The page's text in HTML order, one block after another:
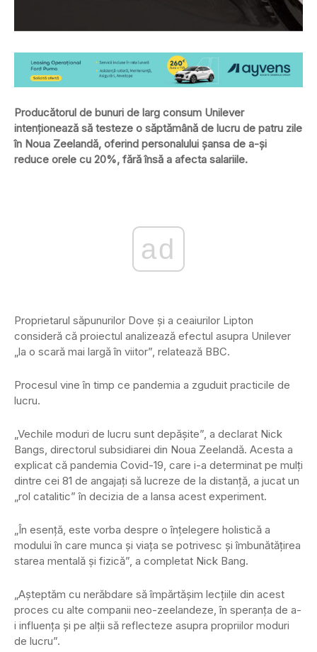
Producătorul de bunuri de larg consum Unilever
intenționează să testeze o săptămână de lucru de patru zile
în Noua Zeelandă, oferind personalului șansa de a-și
reduce orele cu 20%, fără însă a afecta salariile.
ad
Proprietarul săpunurilor Dove și a ceaiurilor Lipton
consideră că proiectul analizează efectul asupra Unilever
„la o scară mai largă în viitor”, relatează BBC.
Procesul vine în timp ce pandemia a zguduit practicile de
lucru.
„Vechile moduri de lucru sunt depășite”, a declarat Nick
Bangs, directorul subsidiarei din Noua Zeelandă. Acesta a
explicat că pandemia Covid-19, care i-a determinat pe mulți
dintre cei 81 de angajați să lucreze de la distanță, a jucat un
„rol catalitic” în decizia de a lansa acest experiment.
„În esență, este vorba despre o înțelegere holistică a
modului în care munca și viața se potrivesc și îmbunătățirea
starea mentală și fizică”, a completat Nick Bang.
„Așteptăm cu nerăbdare să împărtășim lecțiile din acest
proces cu alte companii neo-zeelandeze, în speranța de a-
i influența și pe alții să reflecteze asupra propriilor moduri
de lucru”.